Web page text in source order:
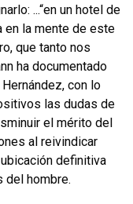
...“en un hotel de
en la mente de este
que tanto nos
ha documentado
con lo
las dudas de
el mérito del
al reivindicar
defini­tiva
del hombre.